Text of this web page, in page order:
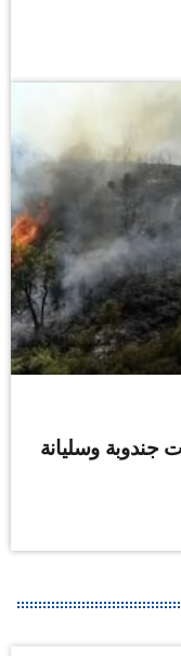
جندوبة وسليانة